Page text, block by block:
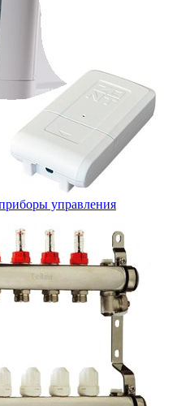
управления